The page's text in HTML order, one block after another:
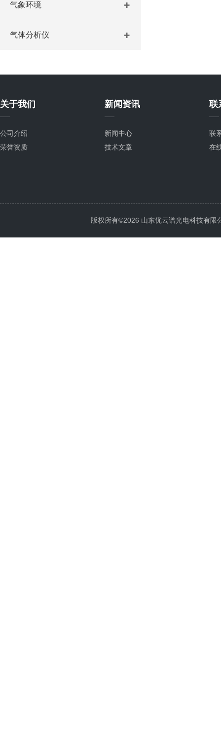
气象环境
气体分析仪
关于我们
公司介绍
荣誉资质
新闻资讯
新闻中心
技术文章
联
联
在
版权所有©2026 山东优云谱光电科技有